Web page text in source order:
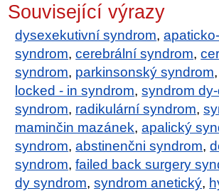
Související výrazy
dysexekutivní syndrom,
syndrom,cerebrální syndrom,
syndrom, parkinsonský syndrom
locked - in syndrom,syndrom
syndrom, radikulární syndrom,
maminčin mazánek,apalický
syndrom,abstinenčni syndrom,
syndrom,failed back surgery
dy syndrom,syndrom anetický,